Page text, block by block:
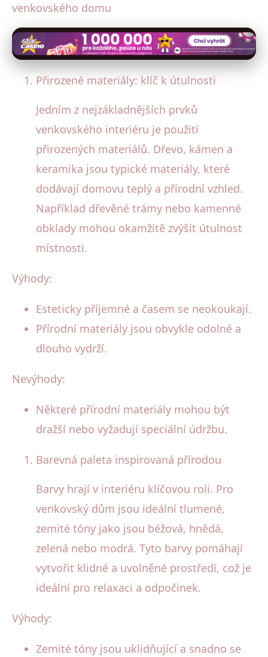
venkovského domu
Přirozené materiály: klíč k útulnosti
Jedním z nejzákladnějších prvků
venkovského interiéru je použití
přirozených materiálů. Dřevo, kámen a
keramika jsou typické materiály, které
dodávají domovu teplý a přírodní vzhled.
Například dřevěné trámy nebo kamenné
obklady mohou okamžitě zvýšit útulnost
místnosti.
Výhody:
Esteticky příjemné a časem se neokoukají.
Přírodní materiály jsou obvykle odolné a
dlouho vydrží.
Nevýhody:
Některé přírodní materiály mohou být
dražší nebo vyžadují speciální údržbu.
Barevná paleta inspirovaná přírodou
Barvy hrají v interiéru klíčovou roli. Pro
venkovský dům jsou ideální tlumené,
zemité tóny jako jsou béžová, hnědá,
zelená nebo modrá. Tyto barvy pomáhají
vytvořit klidné a uvolněné prostředí, což je
ideální pro relaxaci a odpočinek.
Výhody:
Zemité tóny jsou uklidňující a snadno se